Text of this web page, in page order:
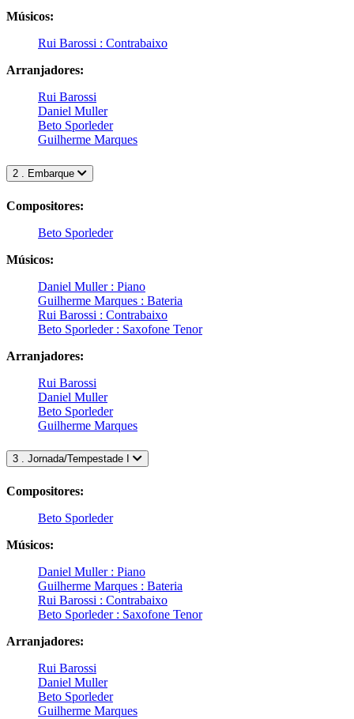
Músicos:
Rui Barossi : Contrabaixo
Arranjadores:
Rui Barossi
Daniel Muller
Beto Sporleder
Guilherme Marques
2 . Embarque
Compositores:
Beto Sporleder
Músicos:
Daniel Muller : Piano
Guilherme Marques : Bateria
Rui Barossi : Contrabaixo
Beto Sporleder : Saxofone Tenor
Arranjadores:
Rui Barossi
Daniel Muller
Beto Sporleder
Guilherme Marques
3 . Jornada/Tempestade I
Compositores:
Beto Sporleder
Músicos:
Daniel Muller : Piano
Guilherme Marques : Bateria
Rui Barossi : Contrabaixo
Beto Sporleder : Saxofone Tenor
Arranjadores:
Rui Barossi
Daniel Muller
Beto Sporleder
Guilherme Marques